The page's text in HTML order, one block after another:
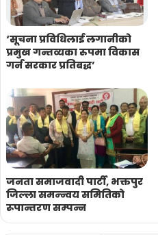
‘सूचना प्रविधिलाई लगानीको
प्रमुख गन्तव्यका रुपमा विकास
गर्न सरकार प्रतिबद्ध’
जनता समाजवादी पार्टी, भक्तपुर
जिल्ला समन्न्वय समितिको
रूपान्तरण सम्पन्न